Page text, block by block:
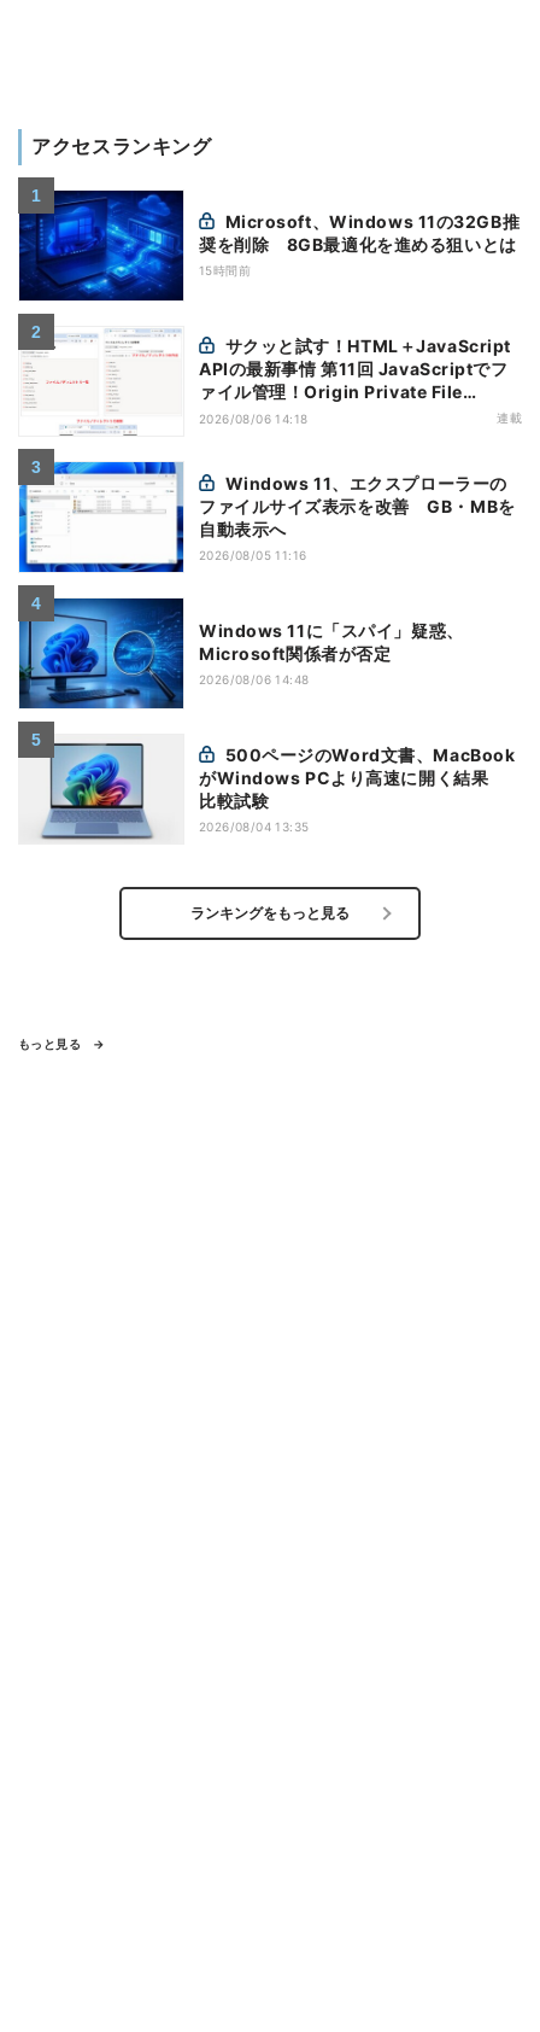
アクセスランキング
奨を削除 8GB最適化を進める狙いとは
15時間前
APIの最新事情 第11回 JavaScriptでフ
ァイル管理！Origin Private File
Systemを活用する
2026/08/06 14:18 連載
ファイルサイズ表示を改善 GB・MBを
自動表示へ
2026/08/05 11:16
Windows 11に「スパイ」疑惑、
Microsoft関係者が否定
2026/08/06 14:48
がWindows PCより高速に開く結果
比較試験
2026/08/04 13:35
ランキングをもっと見る
もっと見る